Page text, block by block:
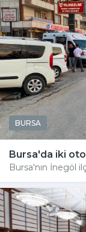
BURSA
Bursa'da iki
Bursa'nın İnegöl